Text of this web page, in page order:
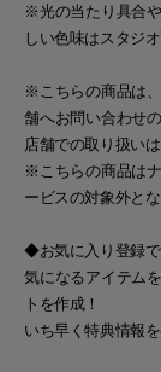
※光の当たり具合
しい色味はスタジ
※こちらの商品は
舗へお問い合わせ
店舗での取り扱い
※こちらの商品は
ービスの対象外と
◆お気に入り登録
気になるアイテム
トを作成！
いち早く特典情報